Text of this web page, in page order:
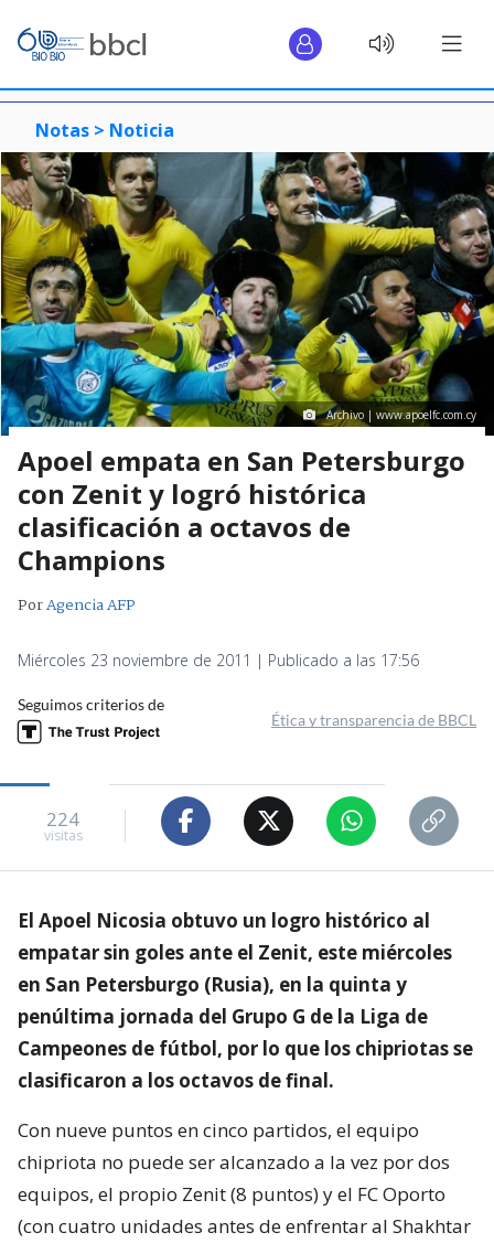
Notas > Noticia
Archivo | www.apoelfc.com.cy
Apoel empata en San Petersburgo
con Zenit y logró histórica
clasificación a octavos de
Champions
PorAgencia AFP
Miércoles 23 noviembre de 2011 | Publicado a las 17:56
Seguimos criterios de
Ética y transparencia de BBCL
224
visitas
El Apoel Nicosia obtuvo un logro histórico al
empatar sin goles ante el Zenit, este miércoles
en San Petersburgo (Rusia), en la quinta y
penúltima jornada del Grupo G de la Liga de
Campeones de fútbol, por lo que los chipriotas se
clasificaron a los octavos de final.
Con nueve puntos en cinco partidos, el equipo
chipriota no puede ser alcanzado a la vez por dos
equipos, el propio Zenit (8 puntos) y el FC Oporto
(con cuatro unidades antes de enfrentar al Shakhtar